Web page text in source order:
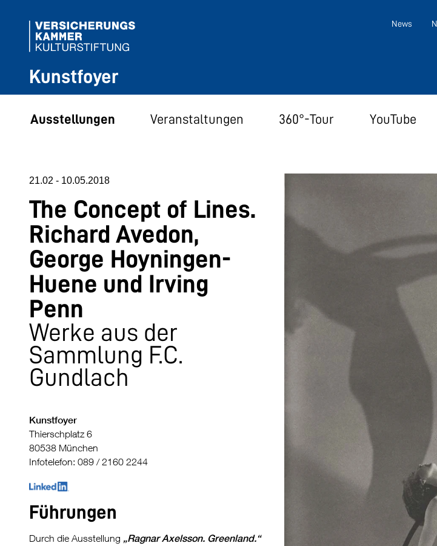
News
Kunstfoyer
Ausstellungen Veranstaltungen 360°-Tour YouTube
21.02 - 10.05.2018
The Concept of Lines.
Richard Avedon,
George Hoyningen-
Huene und Irving
Penn
Werke aus der
Sammlung F.C.
Gundlach
Kunstfoyer
Thierschplatz 6
80538 München
Infotelefon: 089 / 2160 2244
Führungen
Durch die Ausstellung „Ragnar Axelsson. Greenland.“